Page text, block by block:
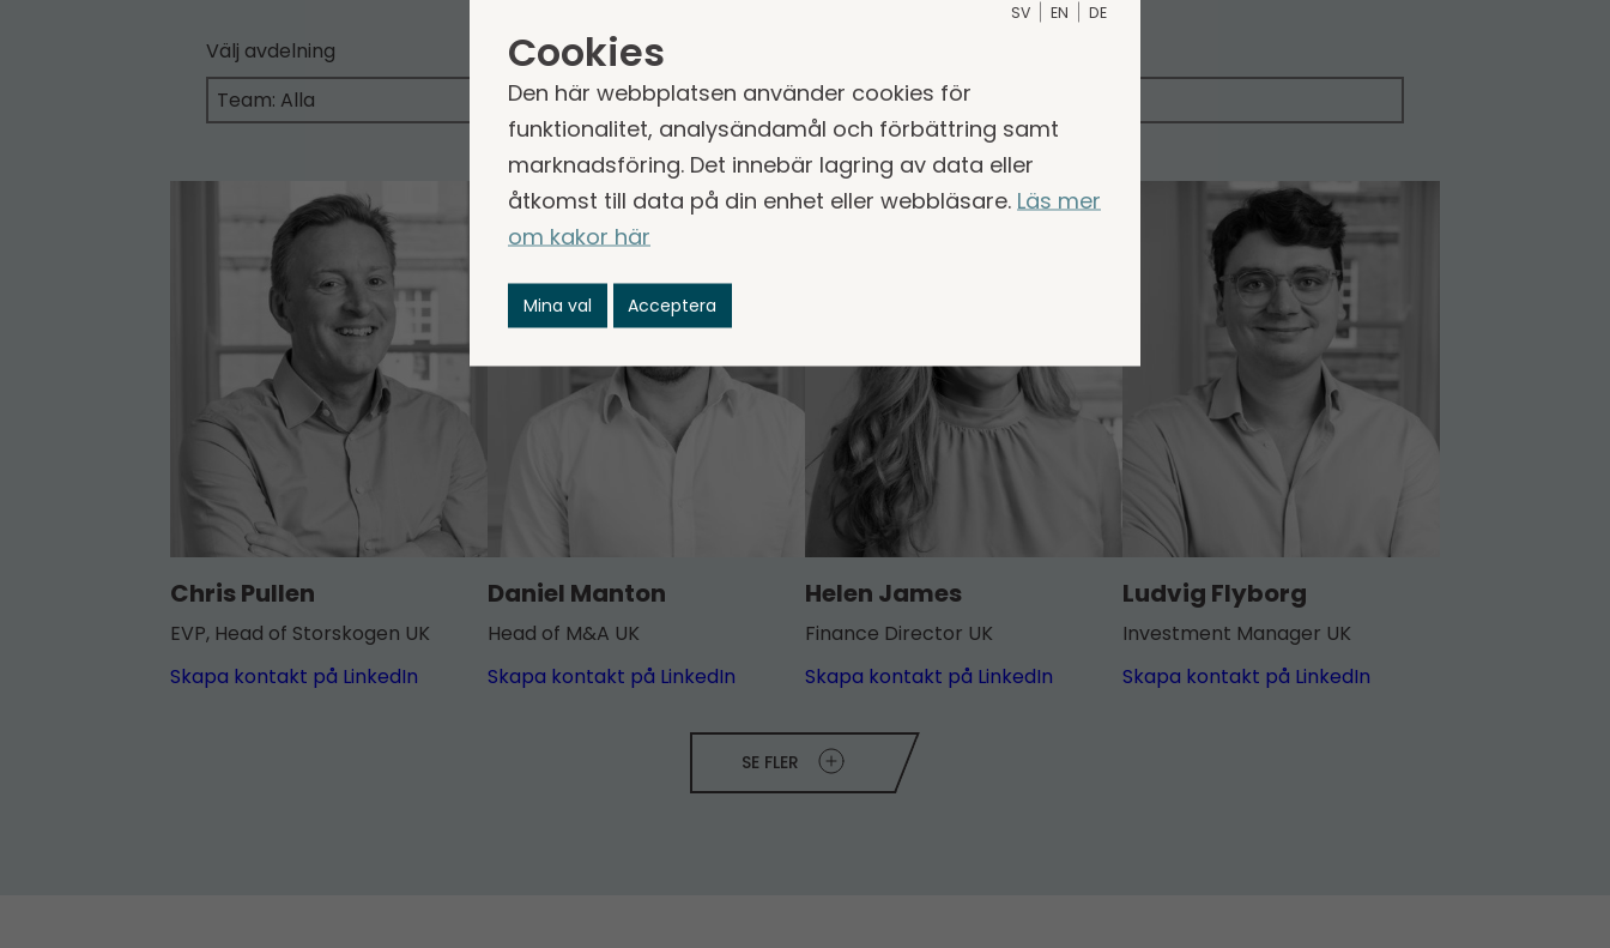
Välj avdelning Välj kontor
Chris Pullen
EVP, Head of Storskogen UK
Skapa kontakt på LinkedIn
Daniel Manton
Head of M&A UK
Skapa kontakt på LinkedIn
Helen James
Finance Director UK
Skapa kontakt på LinkedIn
Ludvig Flyborg
Investment Manager UK
Skapa kontakt på LinkedIn
SE FLER
SV EN DE
Cookies
Den här webbplatsen använder cookies för
funktionalitet, analysändamål och förbättring samt
marknadsföring. Det innebär lagring av data eller
åtkomst till data på din enhet eller webbläsare. Läs mer
om kakor här
Mina val Acceptera